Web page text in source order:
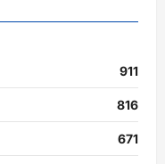
911
816
671